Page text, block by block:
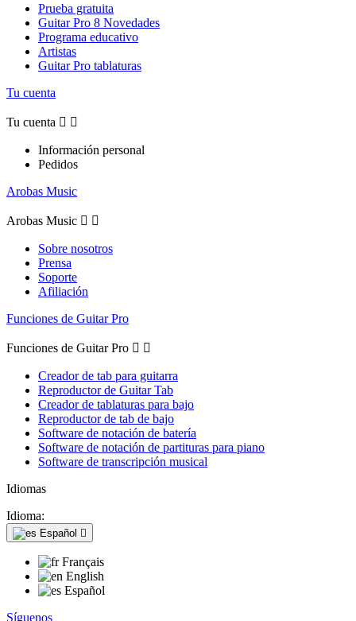
Prueba gratuita
Guitar Pro 8 Novedades
Programa educativo
Artistas
Guitar Pro tablaturas
Tu cuenta
Tu cuenta  
Información personal
Pedidos
Arobas Music
Arobas Music  
Sobre nosotros
Prensa
Soporte
Afiliación
Funciones de Guitar Pro
Funciones de Guitar Pro  
Creador de tab para guitarra
Reproductor de Guitar Tab
Creador de tablaturas para bajo
Reproductor de tab de bajo
Software de notación de batería
Software de notación de partituras para piano
Software de transcripción musical
Idiomas
Idioma:
Español 
Français
English
Español
Síguenos